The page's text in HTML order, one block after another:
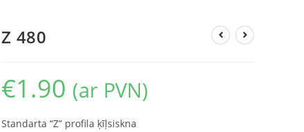
Z 480
€1.90 (ar PVN)
Standarta “Z” profila ķīļsiskna